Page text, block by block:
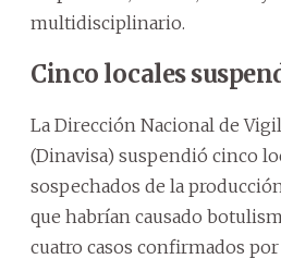
multidisciplinario.
Cinco locales
La Dirección Nacional de
(Dinavisa) suspendió cinco
sospechados de la
que habrían causado
cuatro casos confirmados